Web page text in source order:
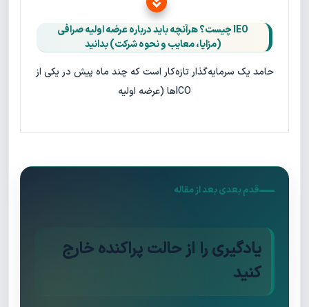
IEO چیست؟ هرآنچه باید درباره عرضه اولیه صرافی
(مزایا، معایب و نحوه شرکت) بدانید
حامد یک سرمایه‌گذار تازه‌کار است که چند ماه پیش در یکی از
ICOها (عرضه اولیه
قدم بعدی بعد از مقاله
یادگیری را از حالت پراکنده خارج
کنید